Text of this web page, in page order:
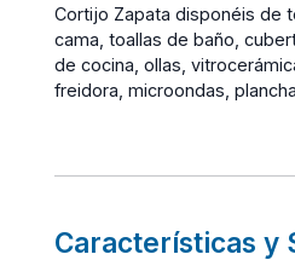
Cortijo Zapata disponéis de
cama, toallas de baño,
de cocina, ollas,
freidora, microondas,
Características y